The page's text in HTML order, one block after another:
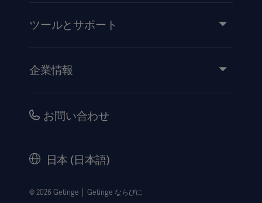
サービス
ツールとサポート
イベント
販売代理店向け情報
企業情報
キャリア
ウェブサイト個人情報保護方針
お問い合わせ
日本 (日本語)
© 2026 Getinge │ Getinge ならびに